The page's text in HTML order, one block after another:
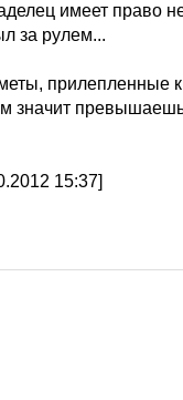
имеет право
за рулем...
прилепленные к
превышаешь,
15:37]